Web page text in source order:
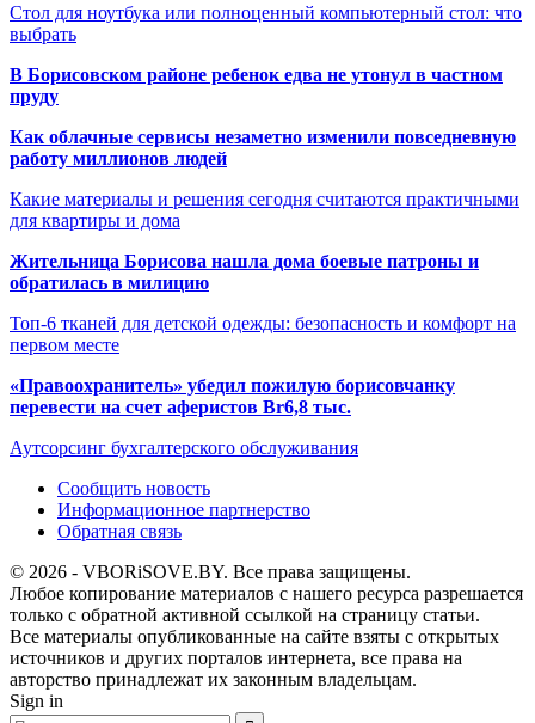
Стол для ноутбука или полноценный компьютерный стол: что
выбрать
В Борисовском районе ребенок едва не утонул в частном
пруду
Как облачные сервисы незаметно изменили повседневную
работу миллионов людей
Какие материалы и решения сегодня считаются практичными
для квартиры и дома
Жительница Борисова нашла дома боевые патроны и
обратилась в милицию
Топ-6 тканей для детской одежды: безопасность и комфорт на
первом месте
«Правоохранитель» убедил пожилую борисовчанку
перевести на счет аферистов Br6,8 тыс.
Аутсорсинг бухгалтерского обслуживания
Сообщить новость
Информационное партнерство
Обратная связь
© 2026 - VBORiSOVE.BY. Все права защищены.
Любое копирование материалов с нашего ресурса разрешается
только с обратной активной ссылкой на страницу статьи.
Все материалы опубликованные на сайте взяты с открытых
источников и других порталов интернета, все права на
авторство принадлежат их законным владельцам.
Sign in